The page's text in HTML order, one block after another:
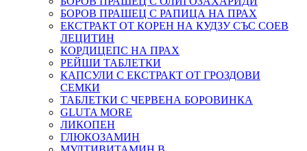
БОРОВ ПРАШЕЦ С РАПИЦА НА ПРАХ
ЕКСТРАКТ ОТ КОРЕН НА КУДЗУ СЪС СОЕВ
ЛЕЦИТИН
КОРДИЦЕПС НА ПРАХ
РЕЙШИ ТАБЛЕТКИ
КАПСУЛИ С ЕКСТРАКТ ОТ ГРОЗДОВИ
СЕМКИ
ТАБЛЕТКИ С ЧЕРВЕНА БОРОВИНКА
GLUTA MORE
ЛИКОПЕН
ГЛЮКОЗАМИН